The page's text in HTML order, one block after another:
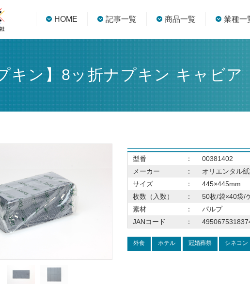
HOME 記事一覧 商品一覧 業種一
キン】8ッ折ナプキン キャビア
型番 ：
00381402
メーカー
：
オリエンタル
サイズ
：
445×445mm
枚数（入数）
：
50枚/袋×40袋/
素材
：
パルプ
JANコード
：
外食 ホテル 冠婚葬祭 シネコン